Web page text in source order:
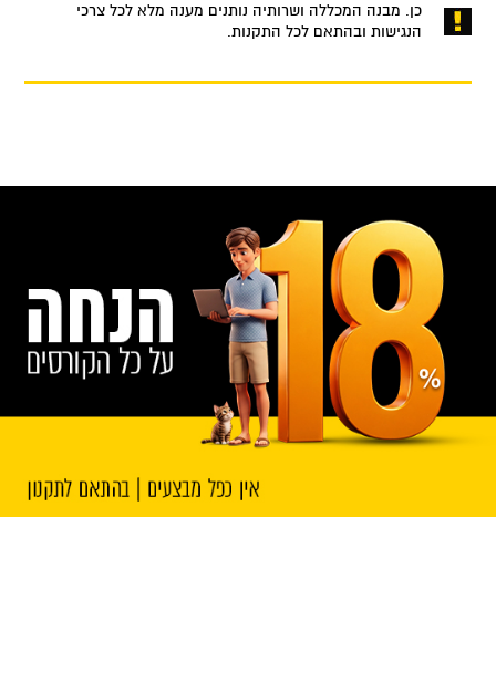
כן. מבנה המכללה ושרותיה נותנים מענה מלא לכל צרכי
הנגישות ובהתאם לכל התקנות.